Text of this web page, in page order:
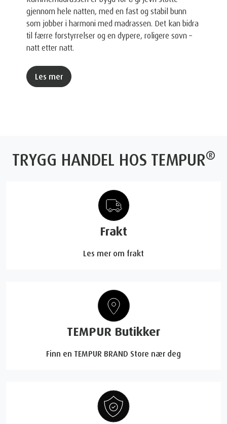
gjennom hele natten, med en fast og stabil bunn
som jobber i harmoni med madrassen. Det kan bidra
til færre forstyrrelser og en dypere, roligere søvn –
natt etter natt.
Les mer
TRYGG HANDEL HOS TEMPUR®
Frakt
Les mer om frakt
TEMPUR Butikker
Finn en TEMPUR BRAND Store nær deg